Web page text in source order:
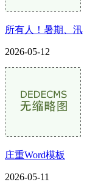
所有人！暑期、汛
2026-05-12
庄重Word模板
2026-05-11